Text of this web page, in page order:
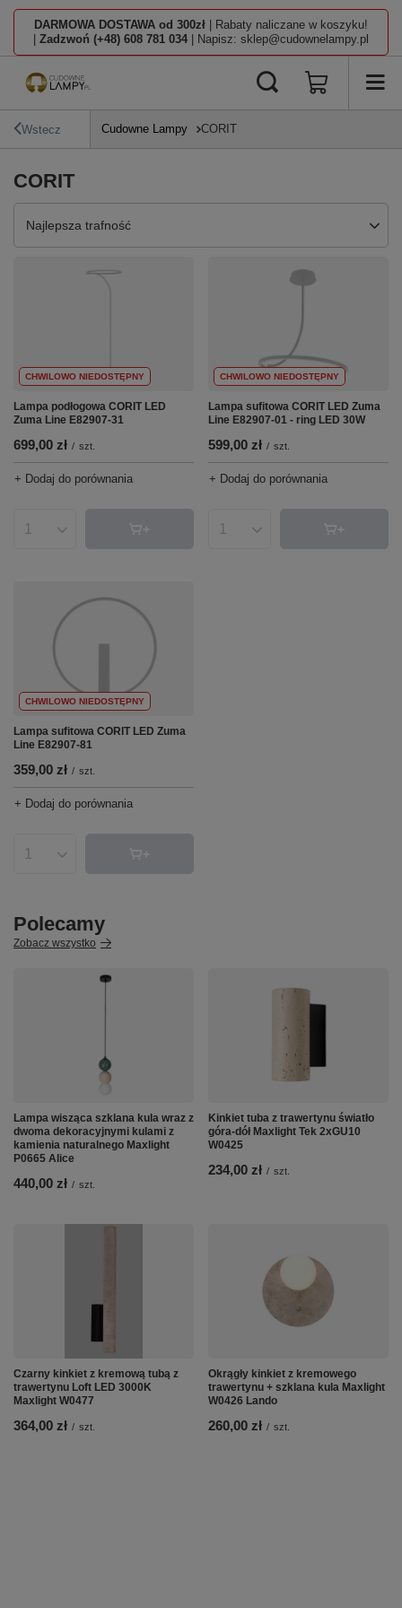
DARMOWA DOSTAWA od 300zł | Rabaty naliczane w koszyku!
Zadzwoń (+48) 608 781 034 | Napisz: sklep@cudownelampy.pl
Wstecz Cudowne Lampy CORIT
CORIT
Zmień sortowanie
Najlepsza trafność
CHWILOWO NIEDOSTĘPNY
Lampa podłogowa CORIT LED
Zuma Line E82907-31
699,00 zł / szt.
+ Dodaj do porównania
Ilość produktów
CHWILOWO NIEDOSTĘPNY
Lampa sufitowa CORIT LED Zuma
Line E82907-01 - ring LED 30W
599,00 zł / szt.
+ Dodaj do porównania
Ilość produktów
CHWILOWO NIEDOSTĘPNY
Lampa sufitowa CORIT LED Zuma
Line E82907-81
359,00 zł / szt.
+ Dodaj do porównania
Ilość produktów
Polecamy
Zobacz wszystko
Lampa wisząca szklana kula wraz z
dwoma dekoracyjnymi kulami z
kamienia naturalnego Maxlight
P0665 Alice
440,00 zł / szt.
Kinkiet tuba z trawertynu światło
góra-dół Maxlight Tek 2xGU10
W0425
234,00 zł / szt.
Czarny kinkiet z kremową tubą z
trawertynu Loft LED 3000K
Maxlight W0477
364,00 zł / szt.
Okrągły kinkiet z kremowego
trawertynu + szklana kula Maxlight
W0426 Lando
260,00 zł / szt.